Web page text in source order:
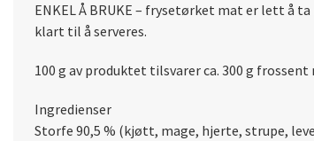
ENKEL Å BRUKE – frysetørket mat er lett å
klart til å serveres.
100 g av produktet tilsvarer ca. 300 g frossent
Ingredienser
Storfe 90,5 % (kjøtt, mage, hjerte, strupe,